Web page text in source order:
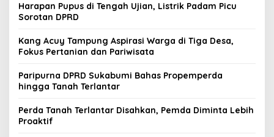
Harapan Pupus di Tengah Ujian, Listrik Padam Picu
Sorotan DPRD
Kang Acuy Tampung Aspirasi Warga di Tiga Desa,
Fokus Pertanian dan Pariwisata
Paripurna DPRD Sukabumi Bahas Propemperda
hingga Tanah Terlantar
Perda Tanah Terlantar Disahkan, Pemda Diminta Lebih
Proaktif